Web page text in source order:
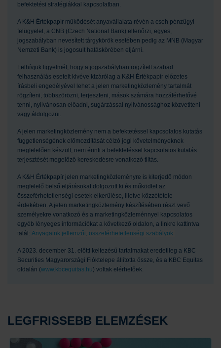
befektetési stratégiákkal kapcsolatban.
A K&H Értékpapír működését anyavállalata révén a cseh pénzügyi
felügyelet, a CNB (Czech National Bank) ellenőrzi, egyes,
jogszabályban nevesített tárgykörök esetében pedig az MNB (Magyar
Nemzeti Bank) is jogosult hatáskörében eljárni.
Felhívjuk figyelmét, hogy a jogszabályban rögzített szabad
felhasználás eseteit kivéve kizárólag a K&H Értékpapír előzetes
írásbeli engedélyével lehet a jelen marketingközlemény tartalmát
rögzíteni, többszörözni, terjeszteni, mások számára hozzáférhetővé
tenni, nyilvánosan előadni, sugárzással nyilvánossághoz közvetíteni
vagy átdolgozni.
A jelen marketingközlemény nem a befektetéssel kapcsolatos kutatás
függetlenségének előmozdítását célzó jogi követelményeknek
megfelelően készült, nem érinti a befektetéssel kapcsolatos kutatás
terjesztését megelőző kereskedésre vonatkozó tiltás.
A K&H Értékpapír jelen marketingközleményre is kiterjedő módon
megfelelő belső eljárásokat dolgozott ki és működtet az
összeférhetetlenségi esetek elkerülése, illetve közzététele
érdekében. A jelen marketingközlemény készítésében részt vevő
személyekre vonatkozó és a marketingközleménnyel kapcsolatos
egyéb lényeges információkat a következő oldalon, a linkre kattintva
talál: Anyagaink jellemzői, összeférhetetlenségi szabályok
A 2023. december 31. előtti keltezésű tartalmakat eredetileg a KBC
Securities Magyarországi Fióktelepe állította össze, és a KBC Equitas
oldalán (www.kbcequitas.hu) voltak elérhetőek.
LEGFRISSEBB ELEMZÉSEK